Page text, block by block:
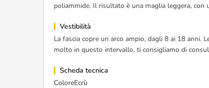
poliammide. Il risultato è una maglia leggera,
Vestibilità
La fascia copre un arco ampio, dagli 8 ai 18
molto in questo intervallo, ti consigliamo di
Scheda tecnica
ColoreEcrù